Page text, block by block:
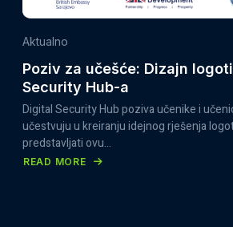
MEĐUNARODNI
PARTNERI
U
JAČANJU
CYBER
SIGURNOSTI
Aktualno
Poziv za učešće: Dizajn
Security Hub-a
Digital Security Hub poziva učenike i
učestvuju u kreiranju idejnog rješenja
predstavljati ovu…
READ MORE